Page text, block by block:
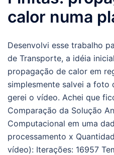
calor numa
Desenvolvi esse trabalho
de Transporte, a idéia
propagação de calor em
simplesmente salvei a
gerei o vídeo. Achei que
Comparação da Solução
Computacional em uma
processamento x
vídeo): Iterações: 16957